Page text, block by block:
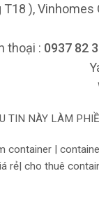
),
thoại : 0937 82
TIN NÀY LÀM
container |
rẻ| cho thuê